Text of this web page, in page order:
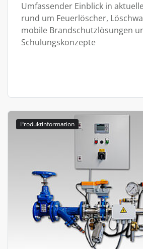
Umfassender Einblick in
rund um Feuerlöscher,
mobile Brandschutzlösungen
Schulungskonzepte
Produktinformation